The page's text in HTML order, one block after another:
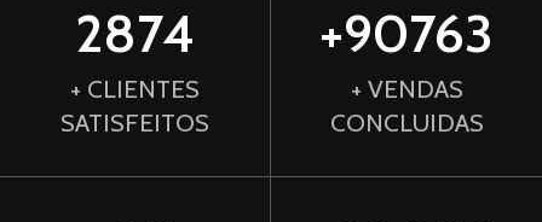
2874
+ CLIENTES
SATISFEITOS
+90763
+ VENDAS
CONCLUIDAS